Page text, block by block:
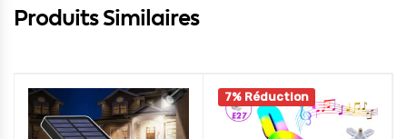
Produits Similaires
7% Réduction